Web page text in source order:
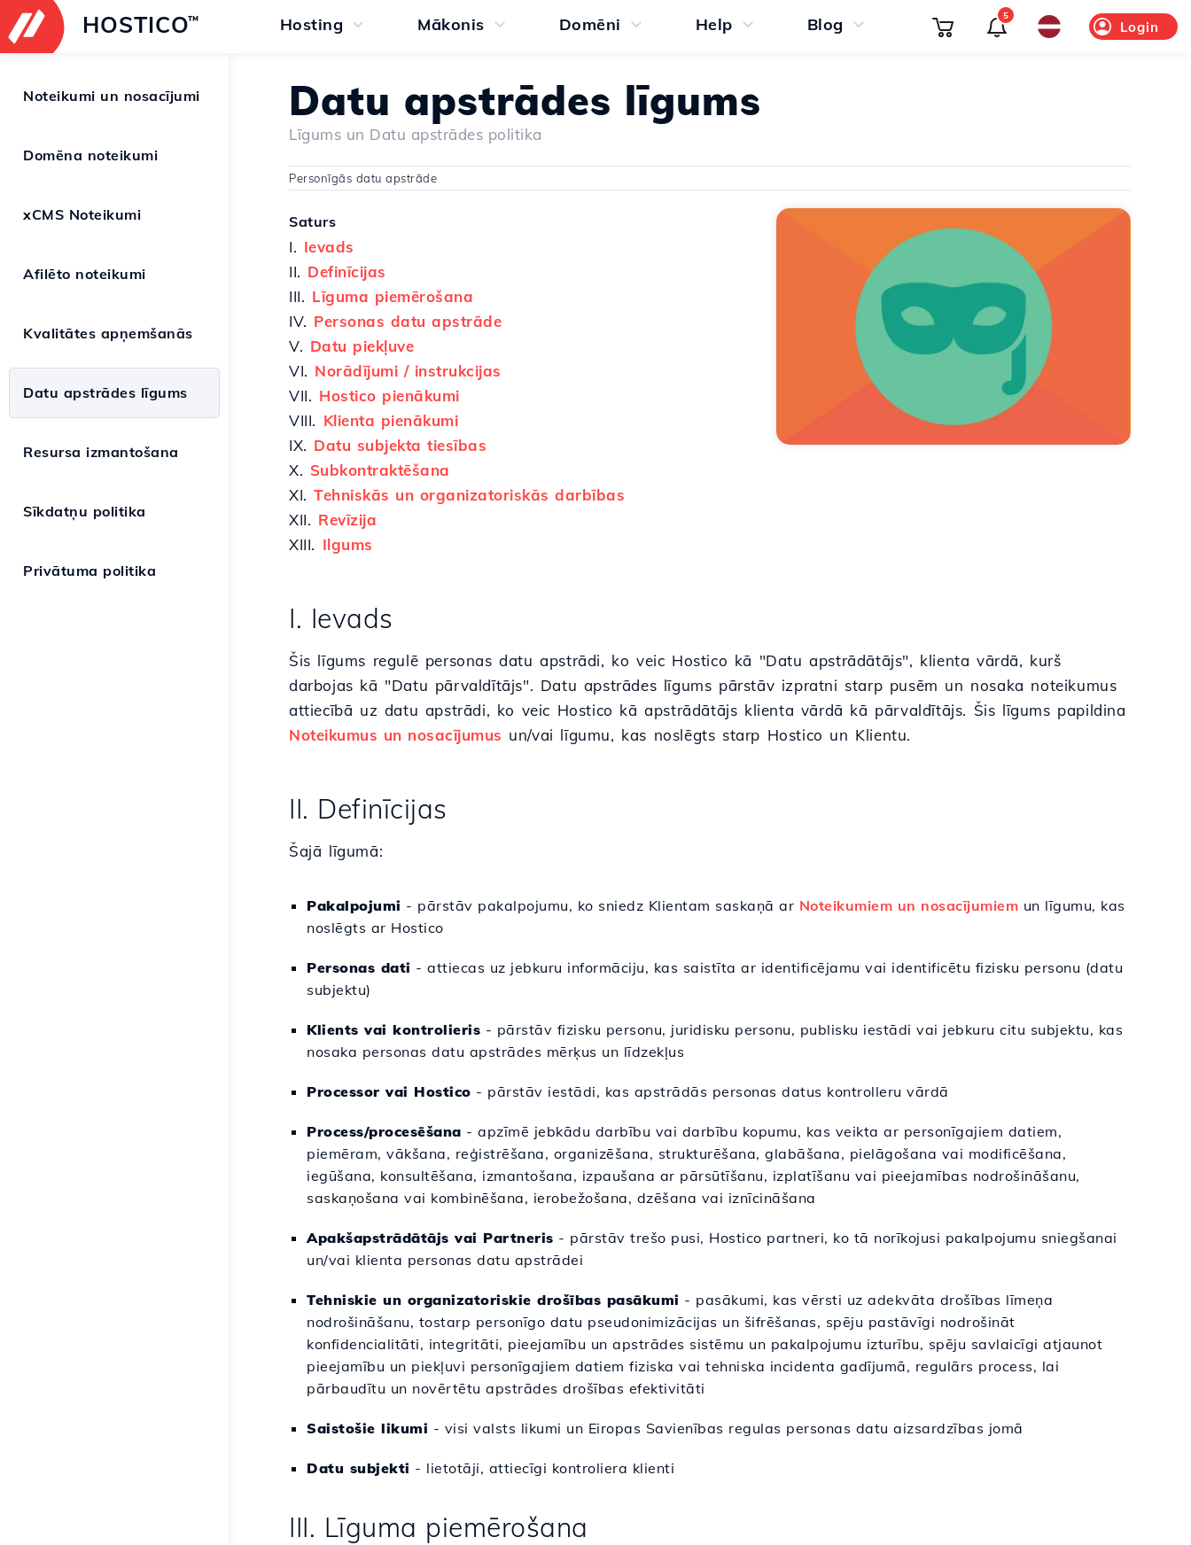
HOSTICO™ Hosting Mākonis Domēni Help Blog Login
5
Datu apstrādes līgums
Līgums un Datu apstrādes politika
Personīgās datu apstrāde
Saturs
I. Ievads
II. Definīcijas
III. Līguma piemērošana
IV. Personas datu apstrāde
V. Datu piekļuve
VI. Norādījumi / instrukcijas
VII. Hostico pienākumi
VIII. Klienta pienākumi
IX. Datu subjekta tiesības
X. Subkontraktēšana
XI.Tehniskās un organizatoriskās darbības
XII. Revīzija
XIII. Ilgums
I. Ievads
Šis līgums regulē personas datu apstrādi, ko veic Hostico kā "Datu apstrādātājs", klienta vārdā, kurš
darbojas kā "Datu pārvaldītājs". Datu apstrādes līgums pārstāv izpratni starp pusēm un nosaka noteikumus
attiecībā uz datu apstrādi, ko veic Hostico kā apstrādātājs klienta vārdā kā pārvaldītājs. Šis līgums papildina
Noteikumus un nosacījumus un/vai līgumu, kas noslēgts starp Hostico un Klientu.
II. Definīcijas
Šajā līgumā:
Pakalpojumi - pārstāv pakalpojumu, ko sniedz Klientam saskaņā ar Noteikumiem un nosacījumiem un līgumu, kas
noslēgts ar Hostico
Personas dati - attiecas uz jebkuru informāciju, kas saistīta ar identificējamu vai identificētu fizisku personu (datu
subjektu)
Klients vai kontrolieris - pārstāv fizisku personu, juridisku personu, publisku iestādi vai jebkuru citu subjektu, kas
nosaka personas datu apstrādes mērķus un līdzekļus
Processor vai Hostico - pārstāv iestādi, kas apstrādās personas datus kontrolleru vārdā
Process/procesēšana - apzīmē jebkādu darbību vai darbību kopumu, kas veikta ar personīgajiem datiem,
piemēram, vākšana, reģistrēšana, organizēšana, strukturēšana, glabāšana, pielāgošana vai modificēšana,
iegūšana, konsultēšana, izmantošana, izpaušana ar pārsūtīšanu, izplatīšanu vai pieejamības nodrošināšanu,
saskaņošana vai kombinēšana, ierobežošana, dzēšana vai iznīcināšana
Apakšapstrādātājs vai Partneris - pārstāv trešo pusi, Hostico partneri, ko tā norīkojusi pakalpojumu sniegšanai
un/vai klienta personas datu apstrādei
Tehniskie un organizatoriskie drošības pasākumi - pasākumi, kas vērsti uz adekvāta drošības līmeņa
nodrošināšanu, tostarp personīgo datu pseudonimizācijas un šifrēšanas, spēju pastāvīgi nodrošināt
konfidencialitāti, integritāti, pieejamību un apstrādes sistēmu un pakalpojumu izturību, spēju savlaicīgi atjaunot
pieejamību un piekļuvi personīgajiem datiem fiziska vai tehniska incidenta gadījumā, regulārs process, lai
pārbaudītu un novērtētu apstrādes drošības efektivitāti
Saistošie likumi - visi valsts likumi un Eiropas Savienības regulas personas datu aizsardzības jomā
Datu subjekti - lietotāji, attiecīgi kontroliera klienti
III. Līguma piemērošana
Noteikumi un nosacījumi
Domēna noteikumi
xCMS Noteikumi
Afilēto noteikumi
Kvalitātes apņemšanās
Datu apstrādes līgums
Resursa izmantošana
Sīkdatņu politika
Privātuma politika